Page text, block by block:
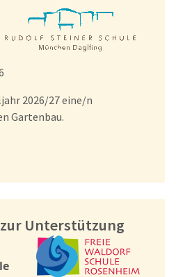
2026/27 eine/n
Gartenbau.
Unterstützung